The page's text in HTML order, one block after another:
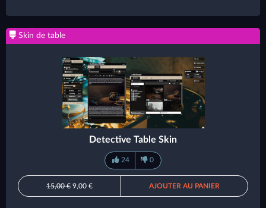
Skin de table
Detective Table Skin
24 0
15,00 € 9,00 € AJOUTER AU PANIER